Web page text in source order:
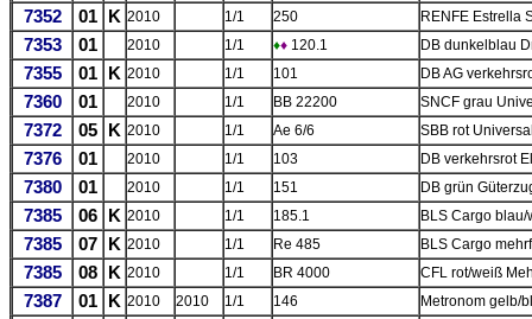
7352 01 K 2010 1/1 250 RENFE Estrella
7353 01 2010 1/1 ♦♦ 120.1 DB dunkelblau
7355 01 K 2010 1/1 101 DB AG
7360 01 2010 1/1 BB 22200 SNCF grau
7372 05 K 2010 1/1 Ae 6/6 SBB rot
7376 01 2010 1/1 103 DB verkehrsrot
7380 01 2010 1/1 151 DB grün
7385 06 K 2010 1/1 185.1 BLS Cargo
7385 07 K 2010 1/1 Re 485 BLS Cargo
7385 08 K 2010 1/1 BR 4000 CFL rot/weiß
7387 01 K 2010 2010 1/1 146 Metronom gelb/